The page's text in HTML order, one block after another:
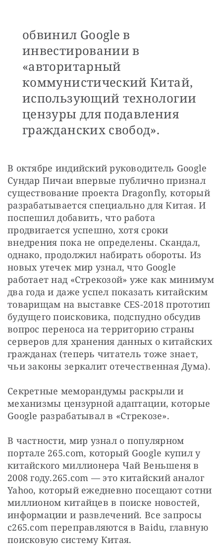
обвинил Google в
инвестировании в
«авторитарный
коммунистический Китай,
использующий технологии
цензуры для подавления
гражданских свобод».
В октябре индийский руководитель Google
Сундар Пичаи впервые публично признал
существование проекта Dragonfly, который
разрабатывается специально для Китая. И
поспешил добавить, что работа
продвигается успешно, хотя сроки
внедрения пока не определены. Скандал,
однако, продолжил набирать обороты. Из
новых утечек мир узнал, что Google
работает над «Стрекозой» уже как минимум
два года и даже успел показать китайским
товарищам на выставке CES-2018 прототип
будущего поисковика, подспудно обсудив
вопрос переноса на территорию страны
серверов для хранения данных о китайских
гражданах (теперь читатель тоже знает,
чьи законы зеркалит отечественная Дума).
Секретные меморандумы раскрыли и
механизмы цензурной адаптации, которые
Google разрабатывал в «Стрекозе».
В частности, мир узнал о популярном
портале 265.com, который Google купил у
китайского миллионера Чай Веньшеня в
2008 году.265.com — это китайский аналог
Yahoo, который ежедневно посещают сотни
миллионом китайцев в поиске новостей,
информации и развлечений. Все запросы
с265.com переправляются в Baidu, главную
поисковую систему Китая.